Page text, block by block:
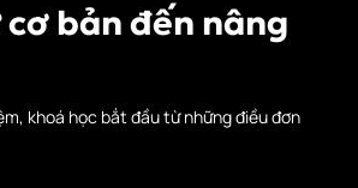
bản đến nâng
khoá học bắt đầu từ những điều đơn